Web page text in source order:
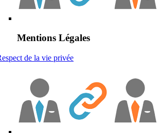
Mentions Légales
de la vie privée